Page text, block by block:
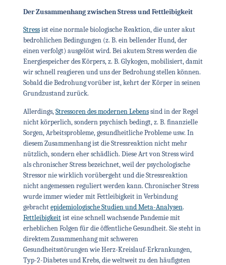
Der Zusammenhang zwischen Stress und Fettleibigkeit
Stressist eine normale biologische Reaktion, die unter akut
bedrohlichen Bedingungen (z. B. ein bellender Hund, der
einen verfolgt) ausgelöst wird. Bei akutem Stress werden die
Energiespeicher des Körpers, z. B. Glykogen, mobilisiert, damit
wir schnell reagieren und uns der Bedrohung stellen können.
Sobald die Bedrohung vorüber ist, kehrt der Körper in seinen
Grundzustand zurück.
Allerdings,Stressoren des modernen Lebenssind in der Regel
nicht körperlich, sondern psychisch bedingt, z. B. finanzielle
Sorgen, Arbeitsprobleme, gesundheitliche Probleme usw. In
diesem Zusammenhang ist die Stressreaktion nicht mehr
nützlich, sondern eher schädlich. Diese Art von Stress wird
als chronischer Stress bezeichnet, weil der psychologische
Stressor nie wirklich vorübergeht und die Stressreaktion
nicht angemessen reguliert werden kann. Chronischer Stress
wurde immer wieder mit Fettleibigkeit in Verbindung
gebrachtepidemiologische Studien und Meta-Analysen.
Fettleibigkeitist eine schnell wachsende Pandemie mit
erheblichen Folgen für die öffentliche Gesundheit. Sie steht in
direktem Zusammenhang mit schweren
Gesundheitsstörungen wie Herz-Kreislauf-Erkrankungen,
Typ-2-Diabetes und Krebs, die weltweit zu den häufigsten